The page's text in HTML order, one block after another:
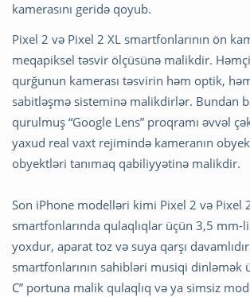
kamerasını geridə qoyub.
Pixel 2 və Pixel 2 XL smartfonlarının ön
meqapiksel təsvir ölçüsünə malikdir.
qurğunun kamerası təsvirin həm optik,
sabitləşmə sisteminə malikdirlər. Bundan
qurulmuş “Google Lens” proqramı əvvəl
yaxud real vaxt rejimində kameranın
obyektləri tanımaq qabiliyyətinə malikdir.
Son iPhone modelləri kimi Pixel 2 və Pixel
smartfonlarında qulaqlıqlar üçün 3,5 mm-
yoxdur, aparat toz və suya qarşı
smartfonlarının sahibləri musiqi dinləmək
C” portuna malik qulaqlıq və ya simsiz